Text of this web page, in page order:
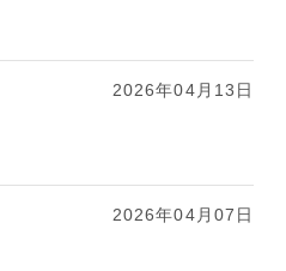
2026年04月13日
2026年04月07日